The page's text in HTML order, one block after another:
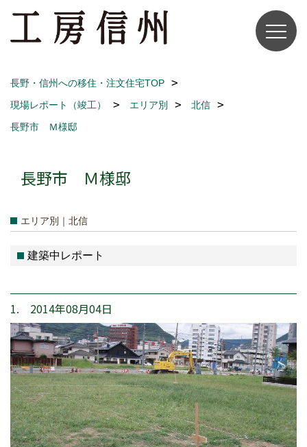
長野・信州への移住・注文住宅TOP
現場レポート（竣工）
エリア別
北信
長野市 Ｍ様邸
長野市 Ｍ様邸
エリア別｜北信
建築中レポート
1. 2014年08月04日